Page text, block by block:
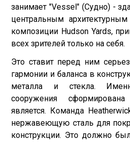
занимает "Vessel" (Судно) -
центральным
композиции Hudson Yards,
всех зрителей только на себя.
Это ставит перед ним
гармонии и баланса в
металла и стекла.
сооружения
является. Команда
нержавеющую сталь для
конструкции. Это должно